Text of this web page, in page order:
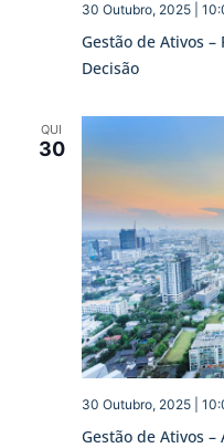
Gestão de Ativos
Decisão
30 Outubro, 2025 |
QUI
30
Gestão de Ativos
30 Outubro, 2025 |